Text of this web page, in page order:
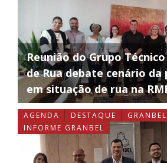
Reunião do Grupo
de Rua debate cenário da
em situação de rua na
AGENDA DESTAQUE
GRANBEL
INFORME GRANBEL